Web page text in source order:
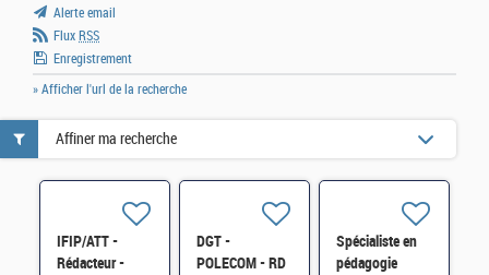
Alerte email
Flux RSS
Enregistrement
» Afficher l'url de la recherche
IFIP/ATT -
Rédacteur -
DGT -
POLECOM - RD
Spécialiste en
pédagogie
Affiner ma recherche